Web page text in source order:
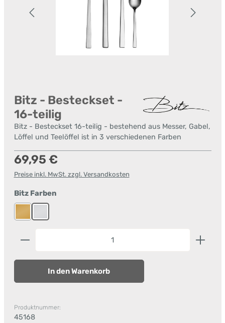
Bitz - Besteckset -
16-teilig
Bitz - Besteckset 16-teilig - bestehend aus Messer, Gabel,
Löffel und Teelöffel ist in 3 verschiedenen Farben
Regulärer Preis:
69,95 €
Preise inkl. MwSt. zzgl. Versandkosten
Bitz Farbenauswählen
Messing
Satin
Produkt Anzahl: Gib den gewünschten Wert ein
In den Warenkorb
Produktnummer:
45168